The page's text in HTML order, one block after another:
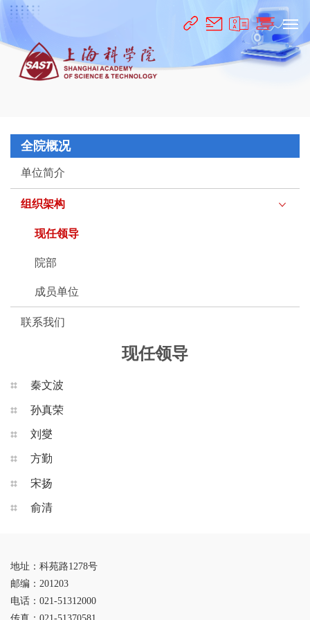
全院概况
单位简介
组织架构
现任领导
院部
成员单位
联系我们
现任领导
秦文波
孙真荣
刘燮
方勤
宋扬
俞清
地址：科苑路1278号
邮编：201203
电话：021-51312000